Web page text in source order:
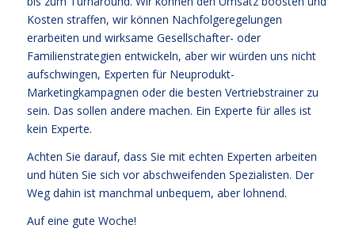
Kosten straffen, wir können Nachfolgeregelungen
erarbeiten und wirksame Gesellschafter- oder
Familienstrategien entwickeln, aber wir würden uns nicht
aufschwingen, Experten für Neuprodukt-
Marketingkampagnen oder die besten Vertriebstrainer zu
sein. Das sollen andere machen. Ein Experte für alles ist
kein Experte.
Achten Sie darauf, dass Sie mit echten Experten arbeiten
und hüten Sie sich vor abschweifenden Spezialisten. Der
Weg dahin ist manchmal unbequem, aber lohnend.
Auf eine gute Woche!